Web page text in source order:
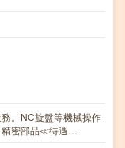
。NC旋盤等機械操作
精密部品≪待遇…